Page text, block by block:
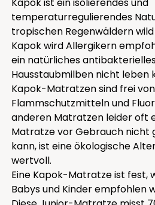
temperaturregulierendes
tropischen Regenwäldern
Kapok wird Allergikern
ein natürliches
Hausstaubmilben nicht leben
Kapok-Matratzen sind frei
Flammschutzmitteln und
anderen Matratzen leider oft
Matratze vor Gebrauch nicht
kann, ist eine ökologische
wertvoll.
Eine Kapok-Matratze ist fest,
Babys und Kinder empfohlen